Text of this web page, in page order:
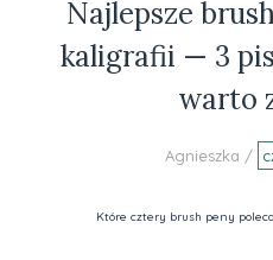
Najlepsze
kaligrafii — 3
warto
Agnieszka /
Które cztery brush peny